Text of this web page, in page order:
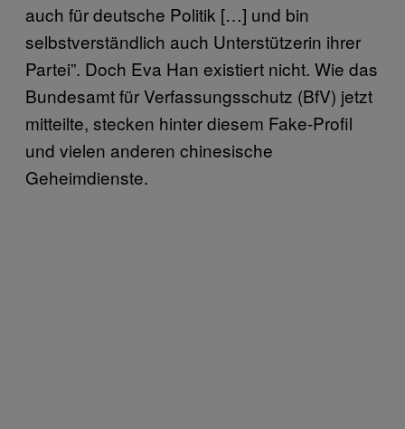
auch für deutsche Politik […] und bin
selbstverständlich auch Unterstützerin ihrer
Partei”. Doch Eva Han existiert nicht. Wie das
Bundesamt für Verfassungsschutz (BfV) jetzt
mitteilte, stecken hinter diesem Fake-Profil
und vielen anderen chinesische
Geheimdienste.